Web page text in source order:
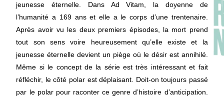
jeunesse éternelle. Dans Ad Vitam, la doyenne de
l’humanité a 169 ans et elle a le corps d’une trentenaire.
Après avoir vu les deux premiers épisodes, la mort prend
tout son sens voire heureusement qu’elle existe et la
jeunesse éternelle devient un piège où le désir est annihilé.
Même si le concept de la série est très intéressant et fait
réfléchir, le côté polar est déplaisant. Doit-on toujours passé
par le polar pour raconter ce genre d’histoire d’anticipation.